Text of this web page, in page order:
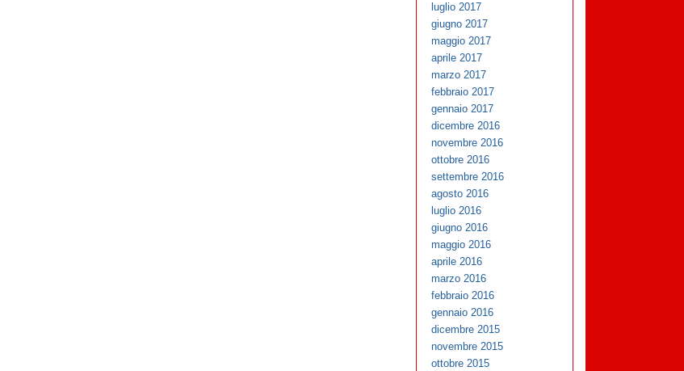
luglio 2017
giugno 2017
maggio 2017
aprile 2017
marzo 2017
febbraio 2017
gennaio 2017
dicembre 2016
novembre 2016
ottobre 2016
settembre 2016
agosto 2016
luglio 2016
giugno 2016
maggio 2016
aprile 2016
marzo 2016
febbraio 2016
gennaio 2016
dicembre 2015
novembre 2015
ottobre 2015